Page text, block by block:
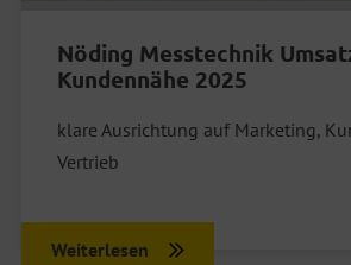
Nöding Messtechnik
Kundennähe 2025
klare Ausrichtung auf Marketing,
Vertrieb
Weiterlesen